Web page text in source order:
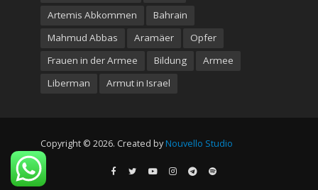
Artemis Abkommen
Bahrain
Mahmud Abbas
Aramäer
Opfer
Frauen in der Armee
Bildung
Armee
Liberman
Armut in Israel
Copyright © 2026. Created by Nouvello Studio